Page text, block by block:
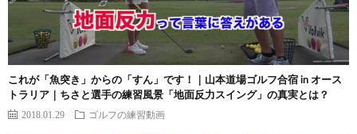
これが「魚突き」からの「すん」です！｜山本道場ゴルフ合宿 in オース
トラリア｜ちさと選手の練習風景「地面反力スイング」の真実とは？
2018.01.29 ゴルフの練習動画